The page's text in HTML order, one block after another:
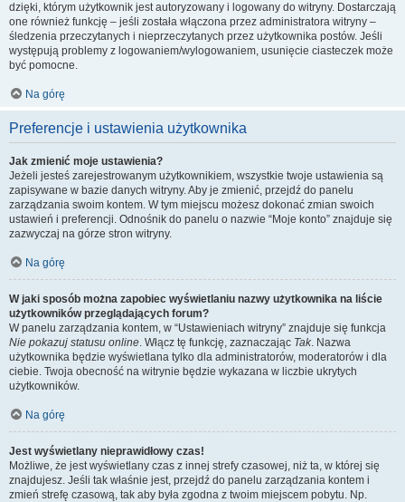
dzięki, którym użytkownik jest autoryzowany i logowany do witryny. Dostarczają
one również funkcję – jeśli została włączona przez administratora witryny –
śledzenia przeczytanych i nieprzeczytanych przez użytkownika postów. Jeśli
występują problemy z logowaniem/wylogowaniem, usunięcie ciasteczek może
być pomocne.
Na górę
Preferencje i ustawienia użytkownika
Jak zmienić moje ustawienia?
Jeżeli jesteś zarejestrowanym użytkownikiem, wszystkie twoje ustawienia są
zapisywane w bazie danych witryny. Aby je zmienić, przejdź do panelu
zarządzania swoim kontem. W tym miejscu możesz dokonać zmian swoich
ustawień i preferencji. Odnośnik do panelu o nazwie “Moje konto” znajduje się
zazwyczaj na górze stron witryny.
Na górę
W jaki sposób można zapobiec wyświetlaniu nazwy użytkownika na liście
użytkowników przeglądających forum?
W panelu zarządzania kontem, w “Ustawieniach witryny” znajduje się funkcja
Nie pokazuj statusu online. Włącz tę funkcję, zaznaczając Tak. Nazwa
użytkownika będzie wyświetlana tylko dla administratorów, moderatorów i dla
ciebie. Twoja obecność na witrynie będzie wykazana w liczbie ukrytych
użytkowników.
Na górę
Jest wyświetlany nieprawidłowy czas!
Możliwe, że jest wyświetlany czas z innej strefy czasowej, niż ta, w której się
znajdujesz. Jeśli tak właśnie jest, przejdź do panelu zarządzania kontem i
zmień strefę czasową, tak aby była zgodna z twoim miejscem pobytu. Np.